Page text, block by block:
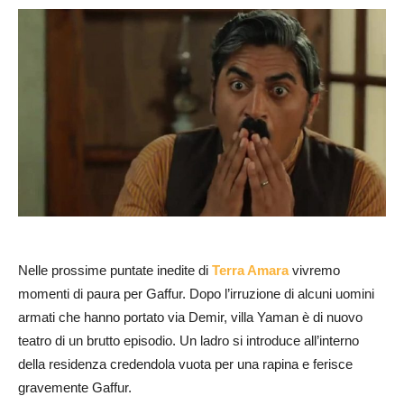
Nelle prossime puntate inedite di Terra Amaravivremo
momenti di paura per Gaffur. Dopo l’irruzione di alcuni uomini
armati che hanno portato via Demir, villa Yaman è di nuovo
teatro di un brutto episodio. Un ladro si introduce all’interno
della residenza credendola vuota per una rapina e ferisce
gravemente Gaffur.